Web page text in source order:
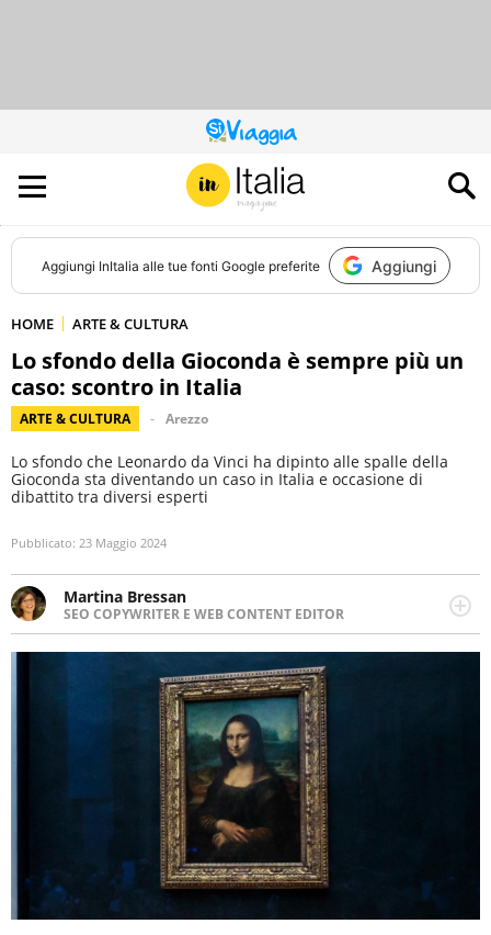
QUESTO
SITO
CONTRIBUISCE
ALL’AUDIENCE
DI
Aggiungi InItalia alle tue fonti Google preferite Aggiungi
HOME ARTE & CULTURA
Lo sfondo della Gioconda è sempre più un
caso: scontro in Italia
ARTE & CULTURA Arezzo
Lo sfondo che Leonardo da Vinci ha dipinto alle spalle della
Gioconda sta diventando un caso in Italia e occasione di
dibattito tra diversi esperti
Pubblicato: 23 Maggio 2024
Martina Bressan
SEO COPYWRITER E WEB CONTENT EDITOR
Appassionata di viaggi, di trail running e di yoga, ama
scoprire nuovi posti e nuove culture. Curiosa,
determinata e intraprendente adora leggere ma
soprattutto scrivere.